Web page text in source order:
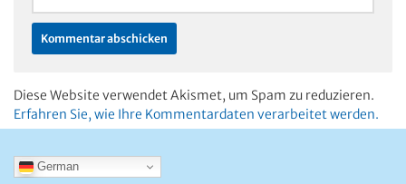
Diese Website verwendet Akismet, um Spam zu reduzieren.
Erfahren Sie, wie Ihre Kommentardaten verarbeitet werden.
German